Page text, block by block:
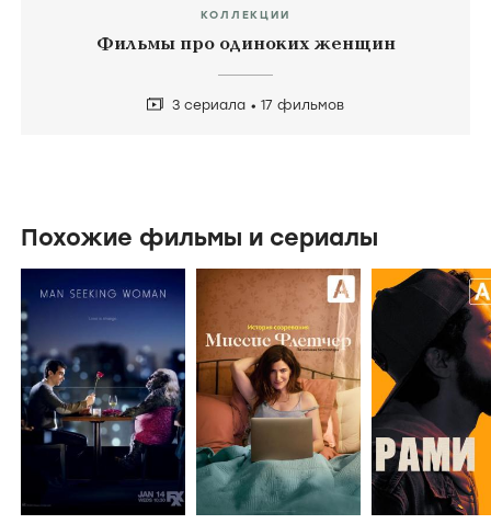
КОЛЛЕКЦИИ
Фильмы про одиноких женщин
3 сериала 17 фильмов
Похожие фильмы и сериалы